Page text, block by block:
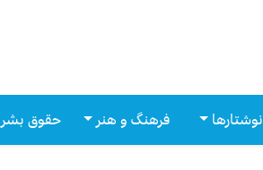
نوشتارها فرهنگ و هنر حقوق بشر